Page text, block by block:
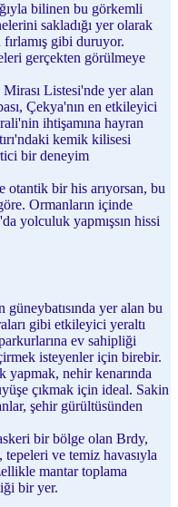
bilinen bu görkemli
sakladığı yer olarak
gibi duruyor.
gerçekten görülmeye
Listesi'nde yer alan
Çekya'nın en etkileyici
ihtişamına hayran
kemik kilisesi
bir deneyim
otantik bir his arıyorsan, bu
Ormanların içinde
yolculuk yapmışsın hissi
güneybatısında yer alan bu
gibi etkileyici yeraltı
ev sahipliği
isteyenler için birebir.
yapmak, nehir kenarında
çıkmak için ideal. Sakin
şehir gürültüsünden
bir bölge olan Brdy,
tepeleri ve temiz havasıyla
mantar toplama
bir yer.